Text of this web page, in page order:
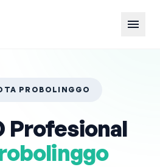
menu
PROBOLINGGO
Profesional